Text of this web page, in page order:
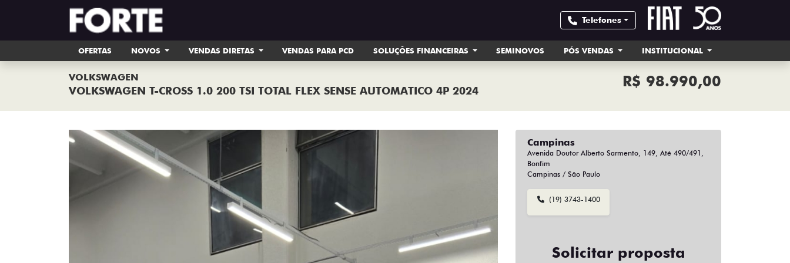
Telefones
OFERTAS NOVOS VENDAS DIRETAS VENDAS PARA PCD SOLUÇÕES FINANCEIRAS SEMINOVOS PÓS VENDAS INSTITUCIONAL
VOLKSWAGEN
VOLKSWAGEN T-CROSS 1.0 200 TSI TOTAL FLEX SENSE AUTOMATICO 4P 2024
R$ 98.990,00
Campinas
Avenida Doutor Alberto Sarmento, 149, Até 490/491,
Bonfim
Campinas / São Paulo
(19) 3743-1400
Solicitar proposta